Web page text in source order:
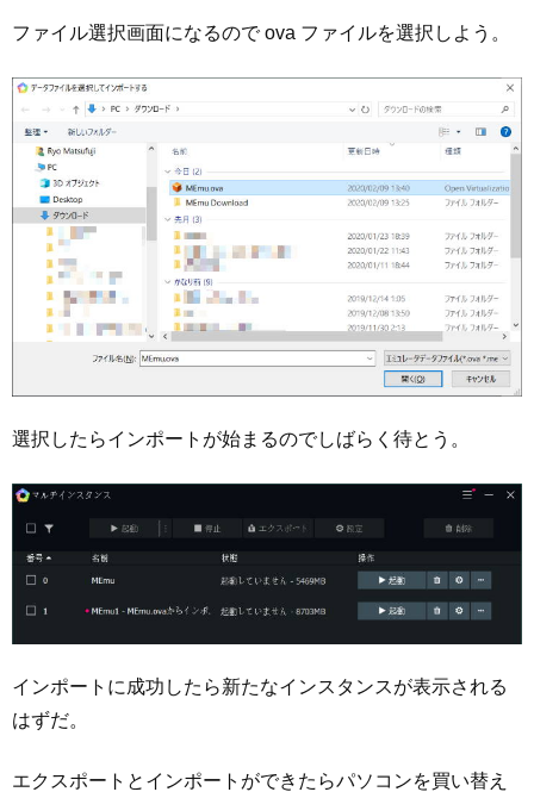
ファイル選択画面になるので ova ファイルを選択しよう。
選択したらインポートが始まるのでしばらく待とう。
インポートに成功したら新たなインスタンスが表示される
はずだ。
エクスポートとインポートができたらパソコンを買い替え